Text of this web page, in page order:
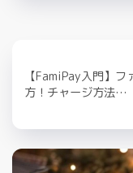
【FamiPay入門】
方！チャージ方法…